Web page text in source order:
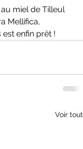
miel de Tilleul
Mellifica,
enfin prêt !
Voir tout